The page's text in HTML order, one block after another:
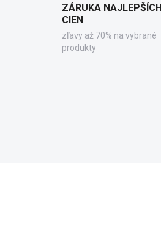
ZÁRUKA NAJLEPŠÍCH
CIEN
zľavy až 70% na vybrané
produkty